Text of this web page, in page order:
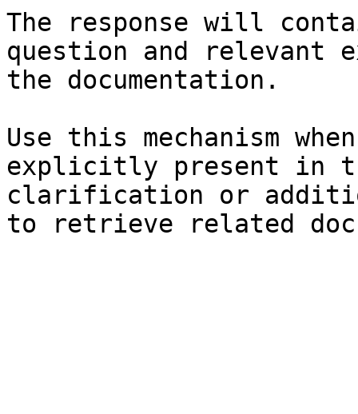
The response will
question and relevant
the documentation.
Use this mechanism
explicitly present in
clarification or